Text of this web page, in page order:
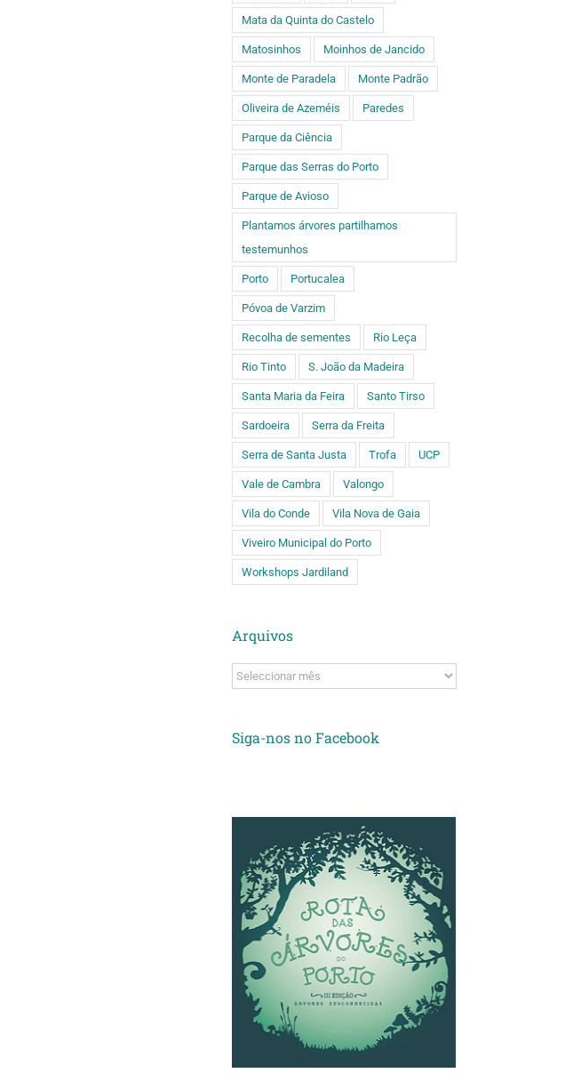
Mata da Quinta do Castelo
Matosinhos Moinhos de Jancido
Monte de Paradela Monte Padrão
Oliveira de Azeméis Paredes
Parque da Ciência
Parque das Serras do Porto
Parque de Avioso
Plantamos árvores partilhamos
testemunhos
Porto Portucalea
Póvoa de Varzim
Recolha de sementes Rio Leça
Rio Tinto S. João da Madeira
Santa Maria da Feira Santo Tirso
Sardoeira Serra da Freita
Serra de Santa Justa Trofa UCP
Vale de Cambra Valongo
Vila do Conde Vila Nova de Gaia
Viveiro Municipal do Porto
Workshops Jardiland
Arquivos
Arquivos
Siga-nos no Facebook